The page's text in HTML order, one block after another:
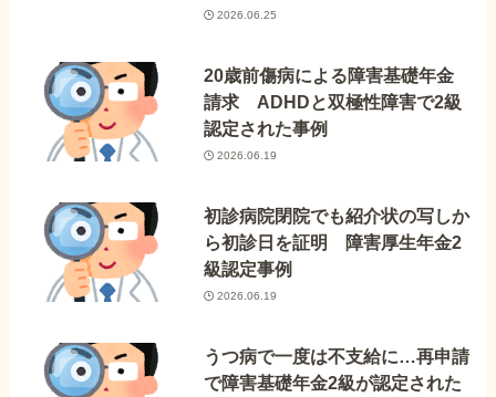
2026.06.25
20歳前傷病による障害基礎年金
請求 ADHDと双極性障害で2級
認定された事例
2026.06.19
初診病院閉院でも紹介状の写しか
ら初診日を証明 障害厚生年金2
級認定事例
2026.06.19
うつ病で一度は不支給に…再申請
で障害基礎年金2級が認定された